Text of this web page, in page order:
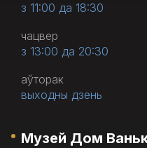
з 11:00 да 18:30
чацвер
з 13:00 да 20:30
аўторак
выходны дзень
Музей Дом